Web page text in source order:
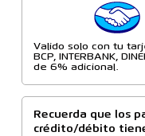
Valido solo con tu
BCP, INTERBANK,
de 6% adicional.
Recuerda que los
crédito/débito